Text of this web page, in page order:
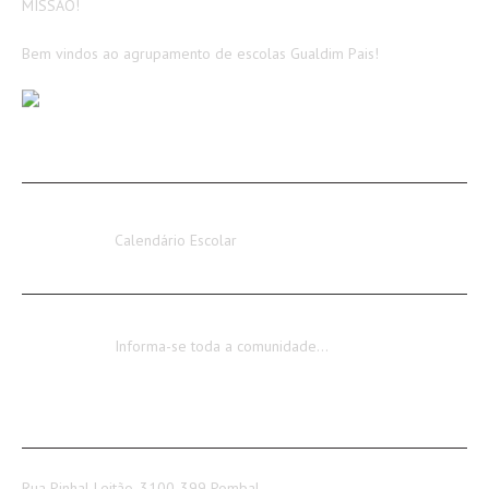
MISSÃO!
Bem vindos ao agrupamento de escolas Gualdim Pais!
Calendário Escolar
Informa-se toda a comunidade…